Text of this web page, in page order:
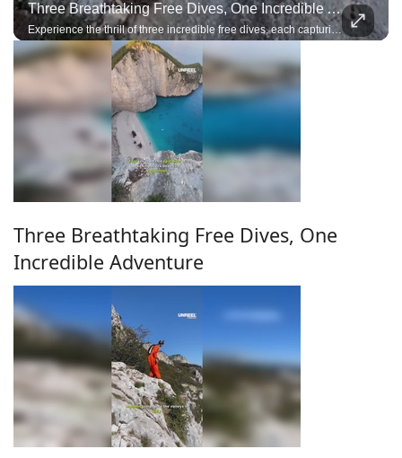
Three Breathtaking Free Dives, One Incredible Adventure
Experience the thrill of three incredible free dives, each capturing the beauty, precision, and adrenaline of exploring the deep on a single breath
Three Breathtaking Free Dives, One
Incredible Adventure